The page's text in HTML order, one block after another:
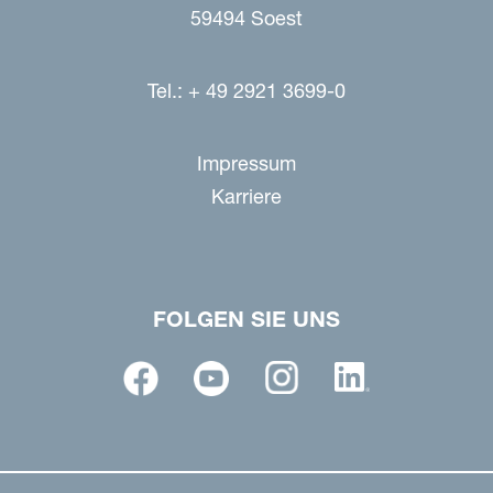
59494 Soest
Tel.: + 49 2921 3699-0
Impressum
Karriere
FOLGEN SIE UNS